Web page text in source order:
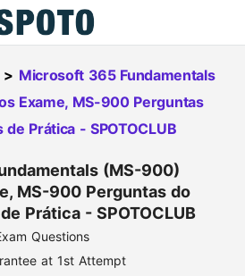
> Microsoft 365 Fundamentals
Exame, MS-900 Perguntas
Prática - SPOTOCLUB
(MS-900)
MS-900 Perguntas do
Prática - SPOTOCLUB
Questions
at 1st Attempt